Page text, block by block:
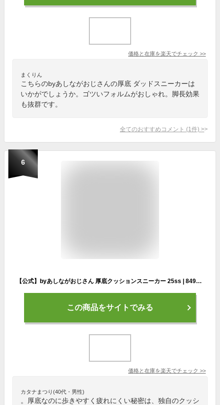
価格と在庫を楽天でチェック >>
まくりん
こちらのbyあしながおじさんの厚底 ダッドスニーカーは
いかがでしょうか。ゴツいフォルムがおしゃれ。脚長効果
も抜群です。
全てのおすすめコメント (1 件) >
6
【公式】byあしながおじさん 厚底クッションスニーカー 25ss | 8490089 レディース 秋冬 靴 厚底 痛くない 歩きやすい 疲れない 履きやすい おしゃれ 幅広 甲高 スニーカー シューズ 外反母趾 厚底スニーカー カジュアル 送料無料
この商品をサイトでみる
価格と在庫を楽天でチェック >>
カタナまつり(40代・男性)
。厚底なのに歩きやすく疲れにくい秘密は、独自のクッシ